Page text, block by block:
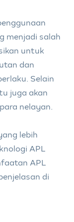
menjadi salah
untuk
dan
Selain
juga akan
nelayan.
lebih
APL
APL
di